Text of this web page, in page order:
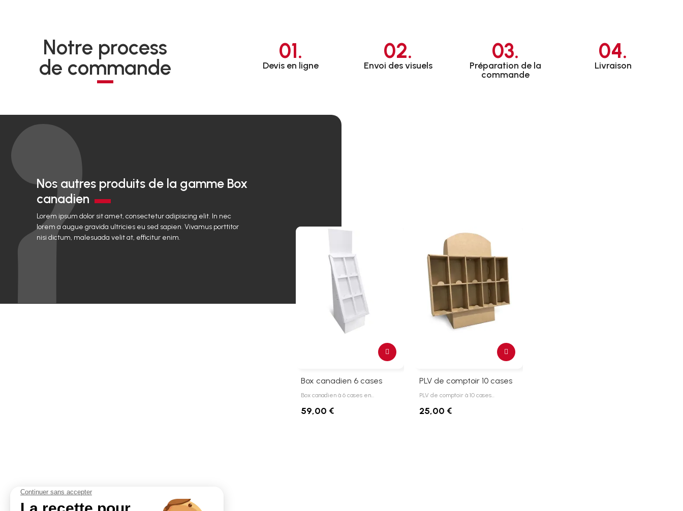
Notre process
de commande
01.
Devis en ligne
02.
Envoi des visuels
03.
Préparation de la
commande
04.
Livraison
Nos autres produits de la gamme Box
canadien
Lorem ipsum dolor sit amet, consectetur adipiscing elit. In nec
lorem a augue gravida ultricies eu sed sapien. Vivamus porttitor
nisi dictum, malesuada velit at, efficitur enim.
Box canadien 6 cases
Box canadien à 6 cases en…
59,00 €
PLV de comptoir 10 cases
PLV de comptoir à 10 cases…
25,00 €